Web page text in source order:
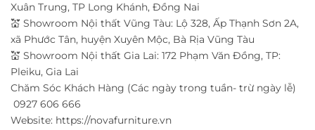
Xuân Trung, TP Long Khánh, Đồng Nai
💒 Showroom Nội thất Vũng Tàu: Lộ 328, Ấp Thạnh Sơn 2A,
xã Phước Tân, huyện Xuyên Mộc, Bà Rịa Vũng Tàu
💒 Showroom Nội thất Gia Lai: 172 Phạm Văn Đồng, TP:
Pleiku, Gia Lai
Chăm Sóc Khách Hàng (Các ngày trong tuần- trừ ngày lễ)
0927 606 666
Website: https://novafurniture.vn